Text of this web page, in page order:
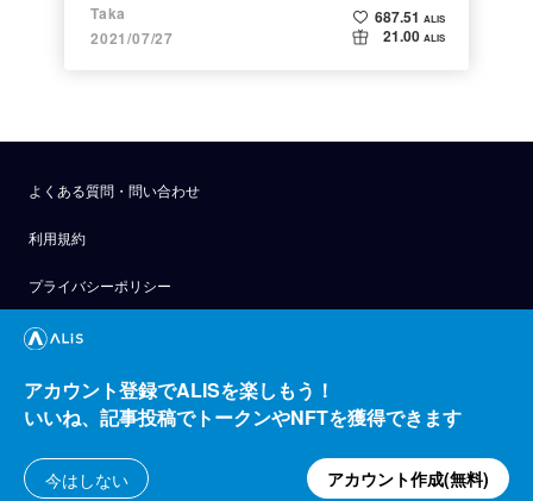
Taka
2021/07/27
687.51 ALIS
21.00 ALIS
よくある質問・問い合わせ
利用規約
プライバシーポリシー
公式アナウンス
技術ブログ
API
運営会社
アカウント登録でALISを楽しもう！
いいね、記事投稿でトークンやNFTを獲得できます
今はしない アカウント作成(無料)